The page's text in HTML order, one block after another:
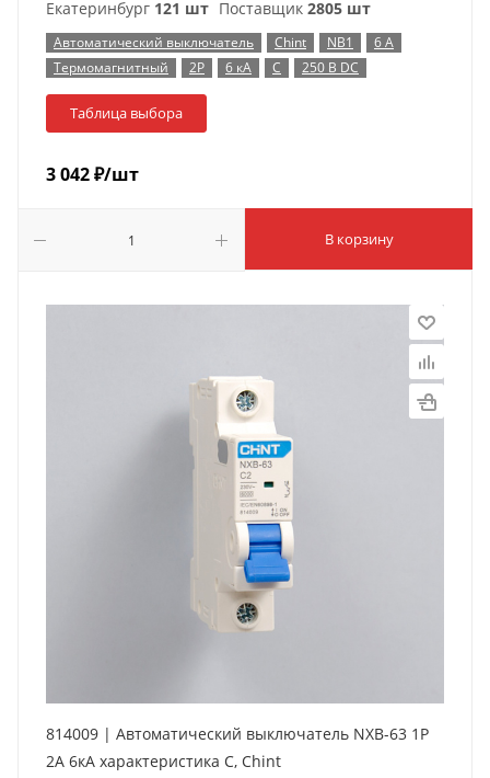
Екатеринбург 121 шт Поставщик 2805 шт
Автоматический выключатель Chint NB1
6 А
Термомагнитный
2P 6 кА C 250 В DC
Таблица выбора
3 042₽/шт
В корзину
814009 | Автоматический выключатель NXB-63 1P
2А 6кА характеристика C, Chint